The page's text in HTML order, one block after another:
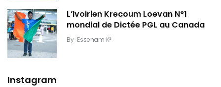
L’Ivoirien Krecoum Loevan N°1
mondial de Dictée PGL au Canada
By Essenam K²
Instagram